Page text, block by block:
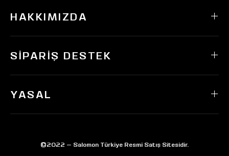
HAKKIMIZDA
SIPARIŞ DESTEK
YASAL
©2022 — Salomon Türkiye Resmi Satış Sitesidir.